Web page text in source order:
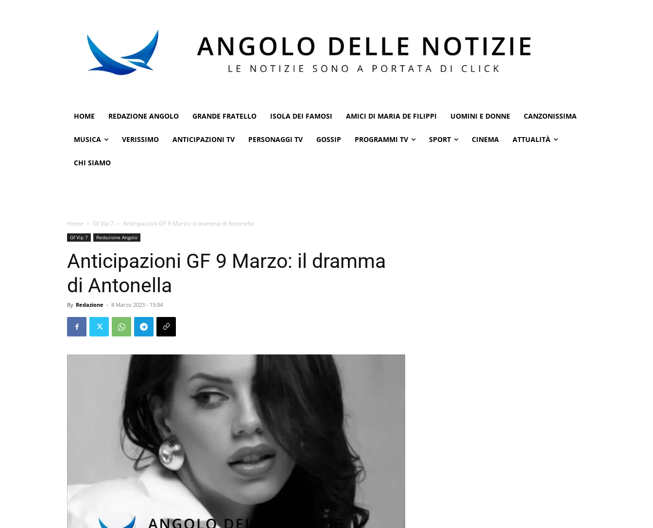
HOME REDAZIONE ANGOLO GRANDE FRATELLO ISOLA DEI FAMOSI AMICI DI MARIA DE FILIPPI UOMINI E DONNE CANZONISSIMA
MUSICA VERISSIMO ANTICIPAZIONI TV PERSONAGGI TV GOSSIP PROGRAMMI TV SPORT CINEMA ATTUALITÀ
CHI SIAMO
Home Gf Vip 7 Anticipazioni GF 9 Marzo: il dramma di Antonella
Gf Vip 7 Redazione Angolo
Anticipazioni GF 9 Marzo: il dramma
di Antonella
By Redazione - 8 Marzo 2023 - 15:04